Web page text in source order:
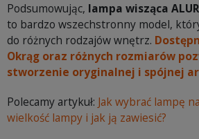
Podsumowując, lampa wisząca
to bardzo wszechstronny model,
do różnych rodzajów wnętrz.
Okrąg oraz różnych rozmiarów
stworzenie oryginalnej i spójnej
Polecamy artykuł: Jak wybrać lampę
wielkość lampy i jak ją zawiesić?